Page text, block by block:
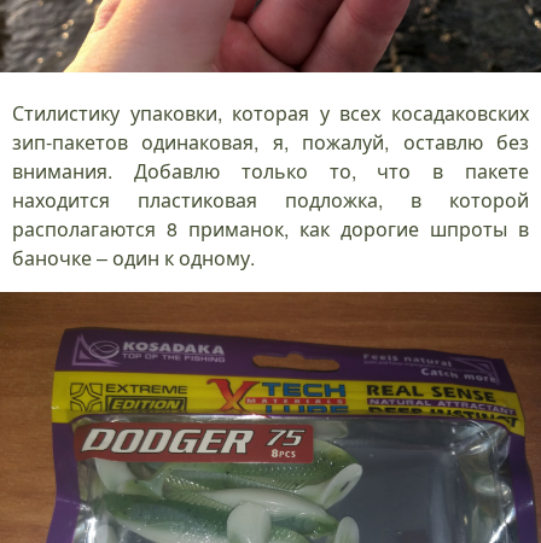
Стилистику упаковки, которая у всех косадаковских
зип-пакетов одинаковая, я, пожалуй, оставлю без
внимания. Добавлю только то, что в пакете
находится пластиковая подложка, в которой
располагаются 8 приманок, как дорогие шпроты в
баночке – один к одному.